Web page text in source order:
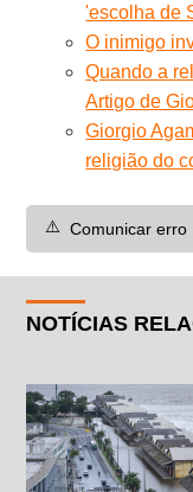
'escolha de
O inimigo
Quando a
Artigo de
Giorgio
religião do
⚠️ Comunicar erro
NOTÍCIAS